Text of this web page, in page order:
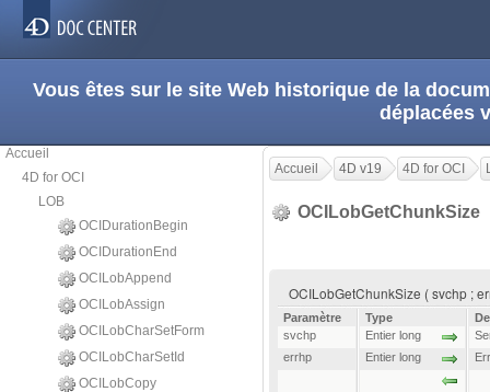
Vous êtes sur le site Web historique de la
déplacées
Accueil
4D for OCI
LOB
OCIDurationBegin
OCIDurationEnd
OCILobAppend
OCILobAssign
OCILobCharSetForm
OCILobCharSetId
OCILobCopy
Accueil 4D v19 4D for OCI
OCILobGetChunkSize
OCILobGetChunkSize ( svchp ;
Paramètre Type
svchp
Entier long
errhp
Entier long